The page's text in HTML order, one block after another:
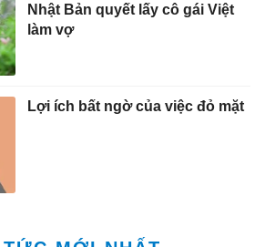
Nhật Bản quyết lấy cô gái Việt
làm vợ
Lợi ích bất ngờ của việc đỏ mặt